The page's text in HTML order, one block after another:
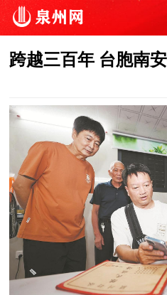
跨越三百年 台胞南